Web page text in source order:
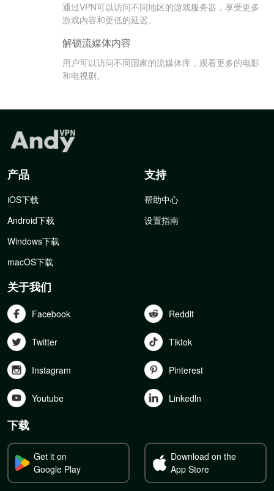
通过VPN可以访问不同地区的游戏服务器，享受更多
游戏内容和更低的延迟。
解锁流媒体内容
用户可以访问不同国家的流媒体库，观看更多的电影
和电视剧。
产品
iOS下载
Android下载
Windows下载
macOS下载
支持
帮助中心
设置指南
关于我们
Facebook Reddit
Twitter Tiktok
Instagram Pinterest
Youtube Linkedln
下载
Get it on
Google Play
Download on the
App Store